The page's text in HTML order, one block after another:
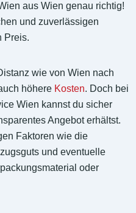
aus Wien genau richtig!
und zuverlässigen
Preis.
wie von Wien nach
höhere Kosten. Doch bei
Wien kannst du sicher
Angebot erhältst.
Faktoren wie die
und eventuelle
oder